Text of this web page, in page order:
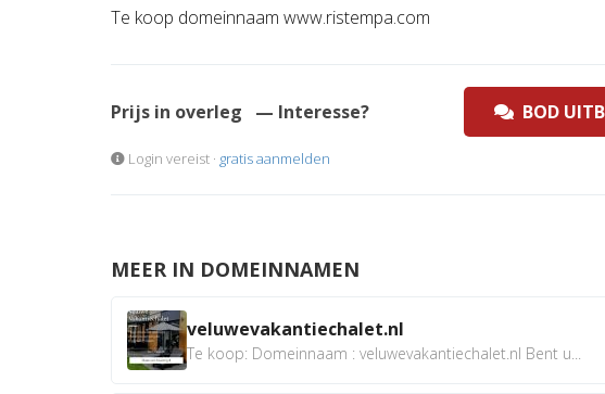
Te koop domeinnaam www.ristempa.com
Prijs in overleg — Interesse? BOD
Login vereist · gratis aanmelden
MEER IN DOMEINNAMEN
veluwevakantiechalet.nl
Te koop: Domeinnaam : veluwevakantiechalet.nl Bent u...